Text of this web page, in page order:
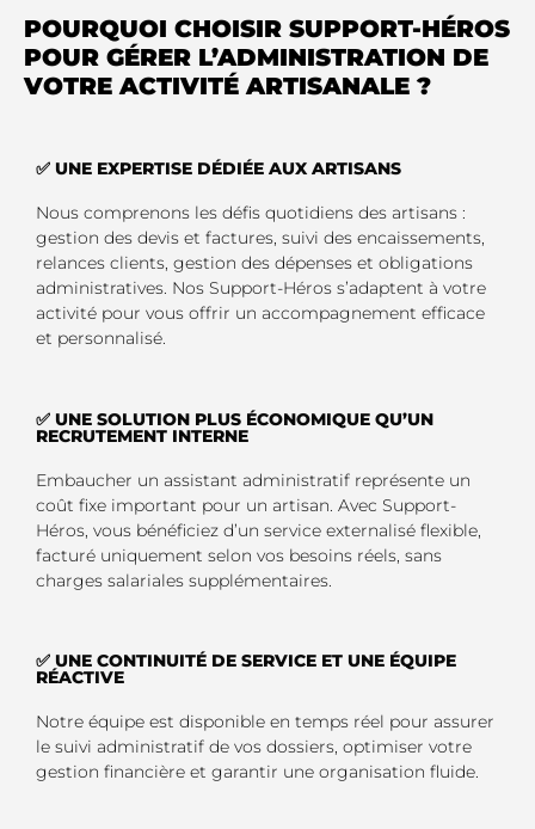
POURQUOI CHOISIR SUPPORT-HÉROS
POUR GÉRER L’ADMINISTRATION DE
VOTRE ACTIVITÉ ARTISANALE ?
✅ UNE EXPERTISE DÉDIÉE AUX ARTISANS
Nous comprenons les défis quotidiens des artisans :
gestion des devis et factures, suivi des encaissements,
relances clients, gestion des dépenses et obligations
administratives. Nos Support-Héros s’adaptent à votre
activité pour vous offrir un accompagnement efficace
et personnalisé.
✅ UNE SOLUTION PLUS ÉCONOMIQUE QU’UN
RECRUTEMENT INTERNE
Embaucher un assistant administratif représente un
coût fixe important pour un artisan. Avec Support-
Héros, vous bénéficiez d’un service externalisé flexible,
facturé uniquement selon vos besoins réels, sans
charges salariales supplémentaires.
✅ UNE CONTINUITÉ DE SERVICE ET UNE ÉQUIPE
RÉACTIVE
Notre équipe est disponible en temps réel pour assurer
le suivi administratif de vos dossiers, optimiser votre
gestion financière et garantir une organisation fluide.